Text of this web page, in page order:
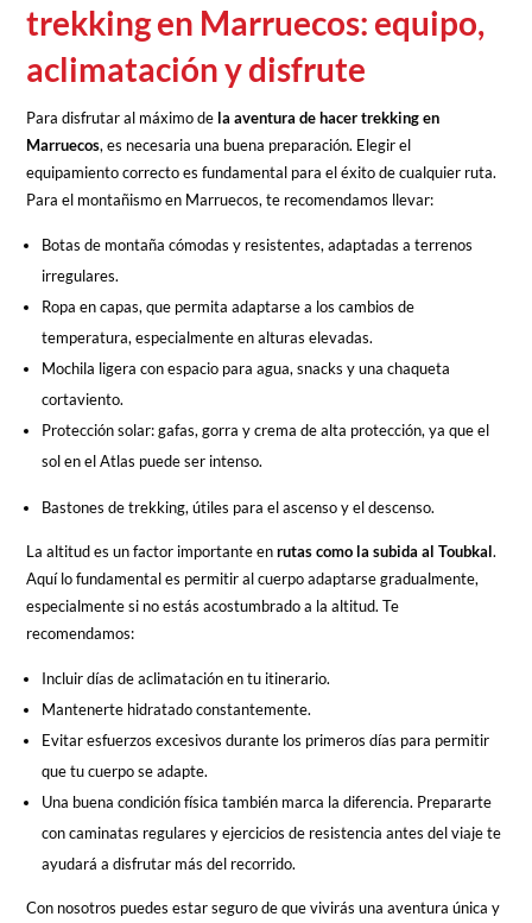
trekking en Marruecos: equipo,
aclimatación y disfrute
Para disfrutar al máximo de la aventura de hacer trekking en
Marruecos, es necesaria una buena preparación. Elegir el
equipamiento correcto es fundamental para el éxito de cualquier ruta.
Para el montañismo en Marruecos, te recomendamos llevar:
Botas de montaña cómodas y resistentes, adaptadas a terrenos
irregulares.
Ropa en capas, que permita adaptarse a los cambios de
temperatura, especialmente en alturas elevadas.
Mochila ligera con espacio para agua, snacks y una chaqueta
cortaviento.
Protección solar: gafas, gorra y crema de alta protección, ya que el
sol en el Atlas puede ser intenso.
Bastones de trekking, útiles para el ascenso y el descenso.
La altitud es un factor importante enrutas como la subida al Toubkal.
Aquí lo fundamental es permitir al cuerpo adaptarse gradualmente,
especialmente si no estás acostumbrado a la altitud. Te
recomendamos:
Incluir días de aclimatación en tu itinerario.
Mantenerte hidratado constantemente.
Evitar esfuerzos excesivos durante los primeros días para permitir
que tu cuerpo se adapte.
Una buena condición física también marca la diferencia. Prepararte
con caminatas regulares y ejercicios de resistencia antes del viaje te
ayudará a disfrutar más del recorrido.
Con nosotros puedes estar seguro de que vivirás una aventura única y